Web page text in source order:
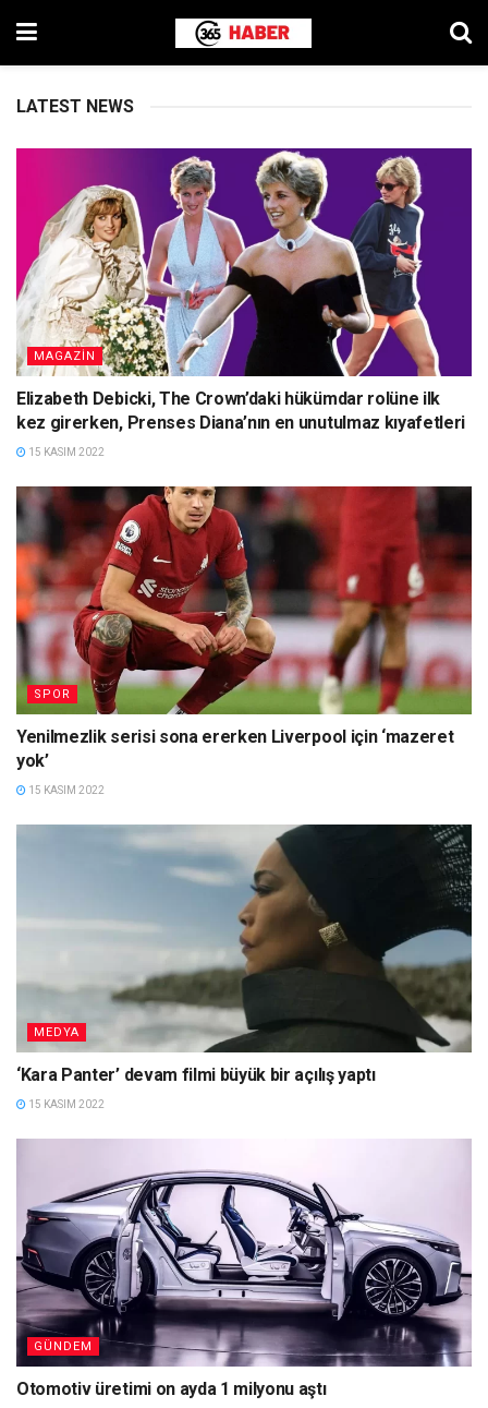
LATEST NEWS
MAGAZIN
Elizabeth Debicki, The Crown’daki hükümdar rolüne ilk
kez girerken, Prenses Diana’nın en unutulmaz kıyafetleri
15 KASIM 2022
SPOR
Yenilmezlik serisi sona ererken Liverpool için ‘mazeret
yok’
15 KASIM 2022
MEDYA
‘Kara Panter’ devam filmi büyük bir açılış yaptı
15 KASIM 2022
GÜNDEM
Otomotiv üretimi on ayda 1 milyonu aştı